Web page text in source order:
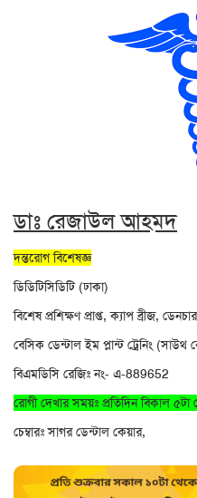
ডাঃ রেজাউল আহমদ
দন্তরোগ বিশেষজ্ঞ
ডিডিটিসিডিটি (ঢাকা)
বিশেষ প্রশিক্ষণ প্রাপ্ত, ক্যাপ ব্রীজ,
বেসিক ডেন্টাল ইম প্লান্ট ট্রেনিং (সাউথ
বিএমডিসি রেজিঃ নং- এ-889652
রোগী দেখার সময়ঃ প্রতিদিন বিকাল ৫টা
চেম্বারঃ সাগর ডেন্টাল কেয়ার,